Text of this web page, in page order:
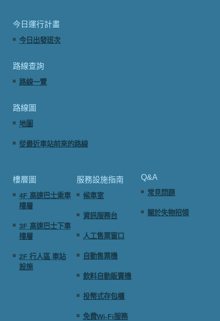
今日運行計畫
今日出發班次
路線查詢
路線一覽
路線圖
地圖
從最近車站前來的路線
樓層圖
4F 高速巴士乘車
樓層
3F 高速巴士下車
樓層
2F 行人區 車站
設施
服務設施指南
候車室
資訊服務台
人工售票窗口
自動售票機
飲料自動販賣機
投幣式存包櫃
免費Wi-Fi服務
Q&A
常見問題
關於失物招領